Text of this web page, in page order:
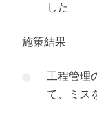
した
施策結果
工程管理
て、ミス